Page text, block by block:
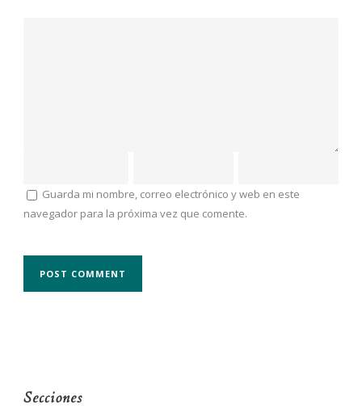
Guarda mi nombre, correo electrónico y web en este
navegador para la próxima vez que comente.
Secciones